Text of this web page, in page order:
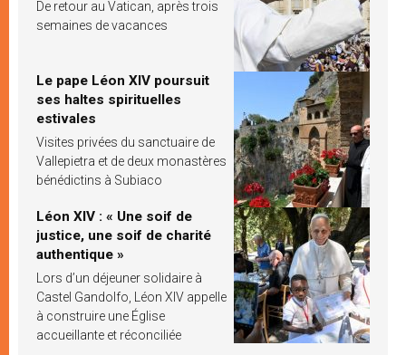
De retour au Vatican, après trois
semaines de vacances
Le pape Léon XIV poursuit
ses haltes spirituelles
estivales
Visites privées du sanctuaire de
Vallepietra et de deux monastères
bénédictins à Subiaco
Léon XIV : « Une soif de
justice, une soif de charité
authentique »
Lors d’un déjeuner solidaire à
Castel Gandolfo, Léon XIV appelle
à construire une Église
accueillante et réconciliée